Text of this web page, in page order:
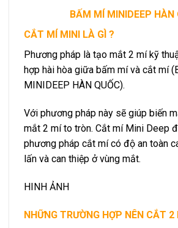
BẤM MÍ MINIDEEP HÀN
CẮT MÍ MINI LÀ GÌ ?
Phương pháp là tạo mắt 2 mí kỹ
hợp hài hòa giữa bấm mí và cắt mí
MINIDEEP HÀN QUỐC).
Với phương pháp này sẽ giúp biến
mắt 2 mí to tròn. Cắt mí Mini Deep
phương pháp cắt mí có độ an toàn
lấn và can thiệp ở vùng mắt.
HINH ẢNH
NHỮNG TRƯỜNG HỢP NÊN CẮT 2